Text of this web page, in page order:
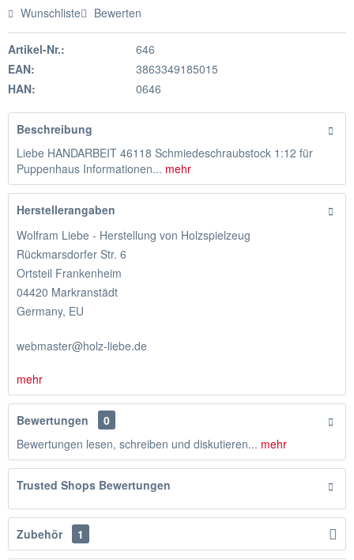
Wunschliste Bewerten
Artikel-Nr.:
646
EAN:
3863349185015
HAN:
0646
Beschreibung
Liebe HANDARBEIT 46118 Schmiedeschraubstock 1:12 für
Puppenhaus Informationen... mehr
Herstellerangaben
Wolfram Liebe - Herstellung von Holzspielzeug
Rückmarsdorfer Str. 6
Ortsteil Frankenheim
04420 Markranstädt
Germany, EU
webmaster@holz-liebe.de
mehr
Bewertungen
0
Bewertungen lesen, schreiben und diskutieren... mehr
Trusted Shops Bewertungen
Zubehör 1